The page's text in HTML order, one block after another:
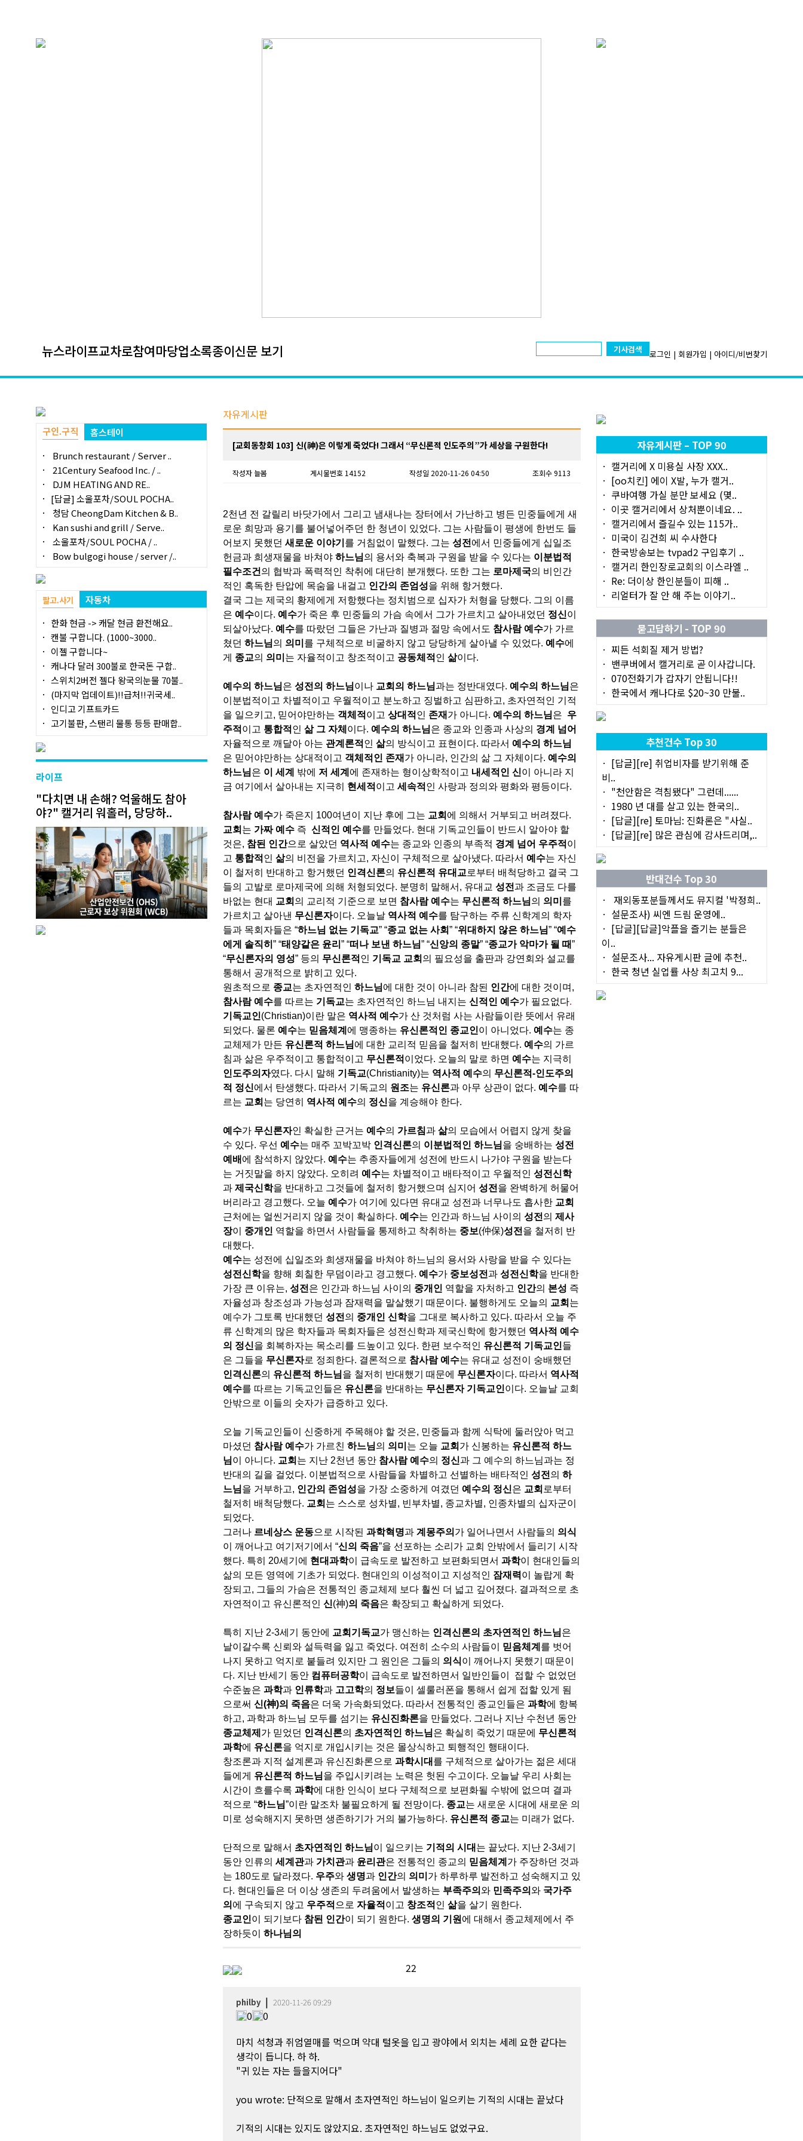
뉴스라이프교차로참여마당업소록종이신문 보기 기사검색 로그인 | 회원가입 | 아이디/비번찾기
구인.구직
홈스테이
Brunch restaurant / Server ..
21Century Seafood Inc. / ..
DJM HEATING AND RE..
[답글] 소울포차/SOUL POCHA..
청담 CheongDam Kitchen & B..
Kan sushi and grill / Serve..
소울포차/SOUL POCHA / ..
Bow bulgogi house / server /..
팔고.사기
자동차
한화 현금 -> 캐달 현금 환전해요..
캔불 구합니다. (1000~3000..
이젤 구합니다~
캐나다 달러 300불로 한국돈 구합..
스위치2버전 젤다 왕국의눈물 70불..
(마지막 업데이트)!!급처!!귀국세..
인디고 기프트카드
고기불판, 스탠리 물통 등등 판매합..
라이프
"다치면 내 손해? 억울해도 참아
야?" 캘거리 워홀러, 당당하..
자유게시판
[교회동창회 103] 신(神)은 이렇게 죽었다! 그래서 “무신론적 인도주의”가 세상을 구원한다!
작성자 늘봄 게시물번호 14152 작성일 2020-11-26 04:50 조회수 9113
2천년 전 갈릴리 바닷가에서 그리고 냄새나는 장터에서 가난하고 병든 민중들에게 새
로운 희망과 용기를 불어넣어주던 한 청년이 있었다. 그는 사람들이 평생에 한번도 들
어보지 못했던 새로운 이야기 를 거침없이 말했다. 그는 성전 에서 민중들에게 십일조
헌금과 희생재물을 바쳐야 하느님의 용서와 축복과 구원을 받을 수 있다는 이분법적
필수조건 의 협박과 폭력적인 착취에 대단히 분개했다. 또한 그는 로마제국의 비인간
적인 혹독한 탄압에 목숨을 내걸고 인간의 존엄성을 위해 항거했다.
결국 그는 제국의 황제에게 저항했다는 정치범으로 십자가 처형을 당했다. 그의 이름
은 예수이다. 예수가 죽은 후 민중들의 가슴 속에서 그가 가르치고 살아내었던 정신이
되살아났다. 예수를 따랐던 그들은 가난과 질병과 절망 속에서도 참사람 예수가 가르
쳤던 하느님의 의미 를 구체적으로 비굴하지 않고 당당하게 살아낼 수 있었다. 예수에
게 종교의 의미 는 자율적이고 창조적이고 공동체적 인 삶이다.
예수의 하느님은 성전의 하느님이나 교회의 하느님과는 정반대였다. 예수의 하느님은
이분법적이고 차별적이고 우월적이고 분노하고 징벌하고 심판하고, 초자연적인 기적
을 일으키고, 믿어야만하는 객체적 이고 상대적 인 존재 가 아니다. 예수의 하느님은 우
주적 이고 통합적 인 삶 그 자체 이다. 예수의 하느님은 종교와 인종과 사상의 경계 넘어
자율적으로 깨달아 아는 관계론적 인 삶의 방식이고 표현이다. 따라서 예수의 하느님
은 믿어야만하는 상대적이고 객체적인 존재 가 아니라, 인간의 삶 그 자체이다. 예수의
하느님은 이 세계 밖에 저 세계 에 존재하는 형이상학적이고 내세적인 신이 아니라 지
금 여기에서 살아내는 지극히 현세적 이고 세속적 인 사랑과 정의와 평화와 평등이다.
참사람 예수가 죽은지 100여년이 지난 후에 그는 교회 에 의해서 거부되고 버려졌다.
교회 는 가짜 예수즉 신적인 예수를 만들었다. 현대 기독교인들이 반드시 알아야 할
것은, 참된 인간으로 살았던 역사적 예수는 종교와 인종의 부족적 경계 넘어 우주적 이
고 통합적 인 삶의 비전을 가르치고, 자신이 구체적으로 살아냈다. 따라서 예수는 자신
이 철저히 반대하고 항거했던 인격신론의 유신론적 유대교 로부터 배척당하고 결국 그
들의 고발로 로마제국에 의해 처형되었다. 분명히 말해서 , 유대교 성전과 조금도 다를
바없는 현대 교회 의 교리적 기준으로 보면 참사람 예수는 무신론적 하느님의 의미 를
가르치고 살아낸 무신론자이다. 오늘날 역사적 예수를 탐구하는 주류 신학계의 학자
들과 목회자들은 “하느님 없는 기독교” “종교 없는 사회” “위대하지 않은 하느님” “예수
에게 솔직히 ” “태양같은 윤리 ” “떠나 보낸 하느님” “신앙의 종말” “종교가 악마가 될 때”
“무신론자의 영성” 등의 무신론적 인 기독교 교회 의 필요성을 출판과 강연회와 설교를
통해서 공개적으로 밝히고 있다.
원초적으로 종교는 초자연적인 하느님에 대한 것이 아니라 참된 인간에 대한 것이며 ,
참사람 예수를 따르는 기독교는 초자연적인 하느님 내지는 신적인 예수가 필요없다.
기독교인(Christian)이란 말은 역사적 예수가 산 것처럼 사는 사람들이란 뜻에서 유래
되었다. 물론 예수는 믿음체계 에 맹종하는 유신론적인 종교인이 아니었다. 예수는 종
교체제가 만든 유신론적 하느님에 대한 교리적 믿음을 철저히 반대했다. 예수의 가르
침과 삶은 우주적이고 통합적이고 무신론적 이었다. 오늘의 말로 하면 예수는 지극히
인도주의자였다. 다시 말해 기독교(Christianity)는 역사적 예수의 무신론적-인도주의
적 정신에서 탄생했다. 따라서 기독교의 원조는 유신론과 아무 상관이 없다. 예수를 따
르는 교회 는 당연히 역사적 예수의 정신을 계승해야 한다.
예수가 무신론자인 확실한 근거는 예수의 가르침과 삶의 모습에서 어렵지 않게 찾을
수 있다. 우선 예수는 매주 꼬박꼬박 인격신론의 이분법적인 하느님을 숭배하는 성전
예배 에 참석하지 않았다. 예수는 추종자들에게 성전에 반드시 나가야 구원을 받는다
는 거짓말을 하지 않았다. 오히려 예수는 차별적이고 배타적이고 우월적인 성전신학
과 제국신학을 반대하고 그것들에 철저히 항거했으며 심지어 성전 을 완벽하게 허물어
버리라고 경고했다. 오늘 예수가 여기에 있다면 유대교 성전과 너무나도 흡사한 교회
근처에는 얼씬거리지 않을 것이 확실하다. 예수는 인간과 하느님 사이의 성전 의 제사
장이 중개인 역할을 하면서 사람들을 통제하고 착취하는 중보(仲保)성전 을 철저히 반
대했다.
예수는 성전에 십일조와 희생재물을 바쳐야 하느님의 용서와 사랑을 받을 수 있다는
성전신학을 향해 회칠한 무덤이라고 경고했다. 예수가 중보성전과 성전신학을 반대한
가장 큰 이유는, 성전 은 인간과 하느님 사이의 중개인 역할을 자처하고 인간의 본성 즉
자율성과 창조성과 가능성과 잠재력을 말살했기 때문이다. 불행하게도 오늘의 교회 는
예수가 그토록 반대했던 성전 의 중개인 신학을 그대로 복사하고 있다. 따라서 오늘 주
류 신학계의 많은 학자들과 목회자들은 성전신학과 제국신학에 항거했던 역사적 예수
의 정신을 회복하자는 목소리를 드높이고 있다. 한편 보수적인 유신론적 기독교인들
은 그들을 무신론자로 정죄한다. 결론적으로 참사람 예수는 유대교 성전이 숭배했던
인격신론의 유신론적 하느님을 철저히 반대했기 때문에 무신론자이다. 따라서 역사적
예수를 따르는 기독교인들은 유신론을 반대하는 무신론자 기독교인이다. 오늘날 교회
안밖으로 이들의 숫자가 급증하고 있다.
오늘 기독교인들이 신중하게 주목해야 할 것은, 민중들과 함께 식탁에 둘러앉아 먹고
마셨던 참사람 예수가 가르친 하느님의 의미 는 오늘 교회 가 신봉하는 유신론적 하느
님이 아니다. 교회 는 지난 2천년 동안 참사람 예수의 정신과 그 예수의 하느님과는 정
반대의 길을 걸었다. 이분법적으로 사람들을 차별하고 선별하는 배타적인 성전 의 하
느님을 거부하고, 인간의 존엄성을 가장 소중하게 여겼던 예수의 정신은 교회 로부터
철저히 배척당했다. 교회 는 스스로 성차별, 빈부차별, 종교차별, 인종차별의 십자군이
되었다.
그러나 르네상스 운동으로 시작된 과학혁명과 계몽주의 가 일어나면서 사람들의 의식
이 깨어나고 여기저기에서 “신의 죽음”을 선포하는 소리가 교회 안밖에서 들리기 시작
했다. 특히 20세기에 현대과학이 급속도로 발전하고 보편화되면서 과학이 현대인들의
삶의 모든 영역에 기초가 되었다. 현대인의 이성적이고 지성적인 잠재력이 놀랍게 확
장되고, 그들의 가슴은 전통적인 종교체제 보다 훨씬 더 넓고 깊어졌다. 결과적으로 초
자연적이고 유신론적인 신(神)의 죽음은 확장되고 확실하게 되었다.
특히 지난 2-3세기 동안에 교회기독교가 맹신하는 인격신론의 초자연적인 하느님은
날이갈수록 신뢰와 설득력을 잃고 죽었다. 여전히 소수의 사람들이 믿음체계 를 벗어
나지 못하고 억지로 붙들려 있지만 그 원인은 그들의 의식이 깨어나지 못했기 때문이
다. 지난 반세기 동안 컴퓨터공학이 급속도로 발전하면서 일반인들이
접할 수 없었던
수준높은 과학과인류학과고고학의 정보들이 셀룰러폰을 통해서 쉽게 접할 있게 됨
으로써 신(神)의 죽음은 더욱 가속화되었다. 따라서 전통적인 종교인들은 과학에 항복
하고, 과학과 하느님 모두를 섬기는 유신진화론을 만들었다. 그러나 지난 수천년 동안
종교체제 가 믿었던 인격신론의 초자연적인 하느님은 확실히 죽었기 때문에 무신론적
과학에 유신론을 억지로 개입시키는 것은 몰상식하고 퇴행적인 행태이다.
창조론과 지적 설계론과 유신진화론으로 과학시대 를 구체적으로 살아가는 젊은 세대
들에게 유신론적 하느님을 주입시키려는 노력은 헛된 수고이다. 오늘날 우리 사회는
시간이 흐를수록 과학에 대한 인식이 보다 구체적으로 보편화될 수밖에 없으며 결과
적으로 “하느님”이란 말조차 불필요하게 될 전망이다. 종교는 새로운 시대에 새로운 의
미로 성숙해지지 못하면 생존하기가 거의 불가능하다. 유신론적 종교는 미래가 없다.
단적으로 말해서 초자연적인 하느님이 일으키는 기적의 시대 는 끝났다. 지난 2-3세기
동안 인류의 세계관과가치관과 윤리관은 전통적인 종교의 믿음체계 가 주장하던 것과
는 180도로 달라졌다. 우주와생명과 인간의 의미 가 하루하루 발전하고 성숙해지고 있
다. 현대인들은 더 이상 생존의 두려움에서 발생하는 부족주의 와 민족주의 와국가주
의 에 구속되지 않고 우주적 으로 자율적 이고 창조적 인 삶을 살기 원한다.
종교인이 되기보다 참된 인간이 되기 원한다. 생명의 기원 에 대해서 종교체제에서 주
장하듯이 하나님의
22
philby| 2020-11-26 09:29
0
0
마치 석청과 쥐엄열매를 먹으며 약대 털옷을 입고 광야에서 외치는 세례 요한 같다는
생각이 듭니다. 하 하.
"귀 있는 자는 들을지어다"
you wrote: 단적으로 말해서 초자연적인 하느님이 일으키는 기적의 시대는 끝났다
기적의 시대는 있지도 않았지요. 초자연적인 하느님도 없었구요.
자유게시판 – TOP 90
캘거리에 X 미용실 사장 XXX..
[oo치킨] 에이 X발, 누가 캘거..
쿠바여행 가실 분만 보세요 (몇..
이곳 캘거리에서 상처뿐이네요. ..
캘거리에서 즐길수 있는 115가..
미국이 김건희 씨 수사한다
한국방송보는 tvpad2 구입후기 ..
캘거리 한인장로교회의 이스라엘 ..
Re: 더이상 한인분들이 피해 ..
리얼터가 잘 안 해 주는 이야기..
묻고답하기 - TOP 90
찌든 석회질 제거 방법?
밴쿠버에서 캘거리로 곧 이사갑니다.
070전화기가 갑자기 안됩니다!!
한국에서 캐나다로 $20~30 만불..
추천건수 Top 30
[답글][re] 취업비자를 받기위해 준
비..
"천안함은 격침됐다" 그런데......
1980 년 대를 살고 있는 한국의..
[답글][re] 토마님: 진화론은 "사실..
[답글][re] 많은 관심에 감사드리며,..
반대건수 Top 30
재외동포분들께서도 뮤지컬 '박정희..
설문조사) 씨엔 드림 운영에..
[답글][답글]악플을 즐기는 분들은
이..
설문조사... 자유게시판 글에 추천..
한국 청년 실업률 사상 최고치 9...